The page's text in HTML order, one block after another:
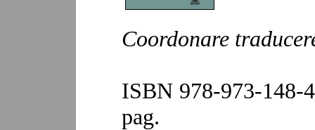
Coordonare
ISBN 978-973-148-
pag.